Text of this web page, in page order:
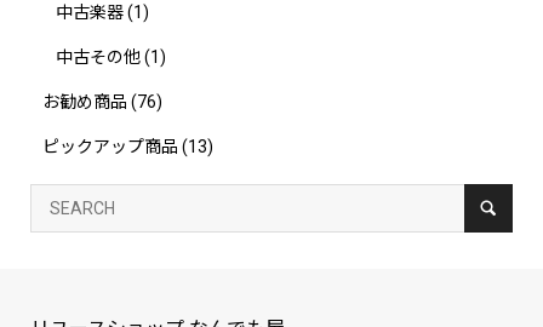
中古楽器(1)
中古その他(1)
お勧め商品 (76)
ピックアップ商品 (13)